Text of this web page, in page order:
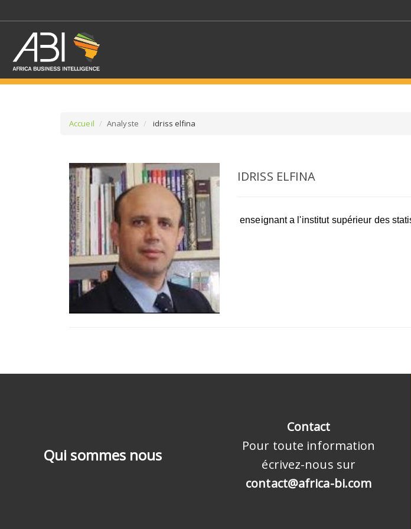
SELECTIONNEZ UNE SECTION
Accueil Analyste idriss elfina
IDRISS ELFINA
enseignant a l'institut supérieur des
Qui sommes nous
Contact
Pour toute information
écrivez-nous sur
contact@africa-bi.com